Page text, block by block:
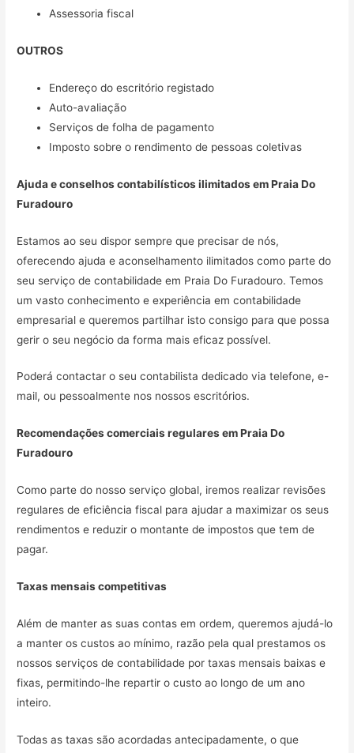
Assessoria fiscal
OUTROS
Endereço do escritório registado
Auto-avaliação
Serviços de folha de pagamento
Imposto sobre o rendimento de pessoas coletivas
Ajuda e conselhos contabilísticos ilimitados emPraia Do
Furadouro
Estamos ao seu dispor sempre que precisar de nós,
oferecendo ajuda e aconselhamento ilimitados como parte do
seu serviço de contabilidade em Praia Do Furadouro. Temos
um vasto conhecimento e experiência em contabilidade
empresarial e queremos partilhar isto consigo para que possa
gerir o seu negócio da forma mais eficaz possível.
Poderá contactar o seu contabilista dedicado via telefone, e-
mail, ou pessoalmente nos nossos escritórios.
Recomendações comerciais regulares emPraia Do
Furadouro
Como parte do nosso serviço global, iremos realizar revisões
regulares de eficiência fiscal para ajudar a maximizar os seus
rendimentos e reduzir o montante de impostos que tem de
pagar.
Taxas mensais competitivas
Além de manter as suas contas em ordem, queremos ajudá-lo
a manter os custos ao mínimo, razão pela qual prestamos os
nossos serviços de contabilidade por taxas mensais baixas e
fixas, permitindo-lhe repartir o custo ao longo de um ano
inteiro.
Todas as taxas são acordadas antecipadamente, o que